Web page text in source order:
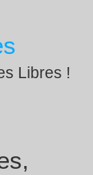
Libres !